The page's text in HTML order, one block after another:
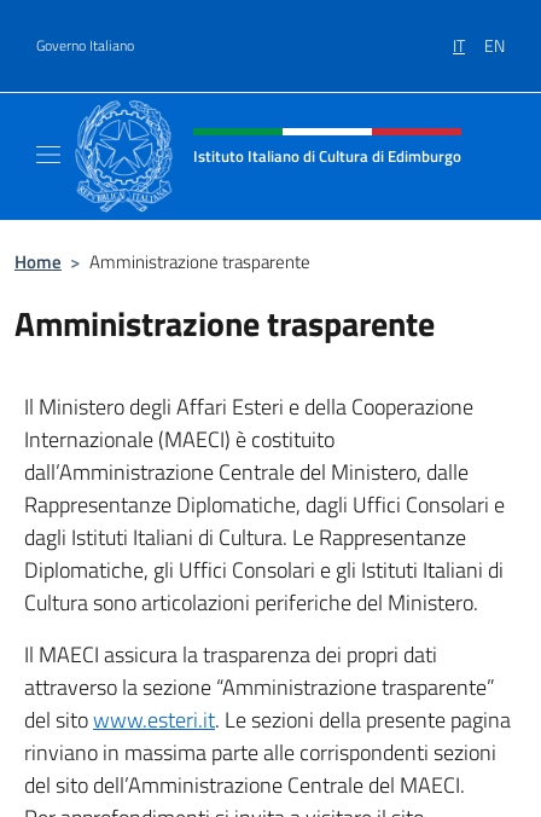
Governo Italiano IT EN
Intestazione sito, social e menù
Istituto Italiano di Cultura di Edimburgo
Home > Amministrazione trasparente
Amministrazione trasparente
Il Ministero degli Affari Esteri e della Cooperazione
Internazionale (MAECI) è costituito
dall’Amministrazione Centrale del Ministero, dalle
Rappresentanze Diplomatiche, dagli Uffici Consolari e
dagli Istituti Italiani di Cultura. Le Rappresentanze
Diplomatiche, gli Uffici Consolari e gli Istituti Italiani di
Cultura sono articolazioni periferiche del Ministero.
Il MAECI assicura la trasparenza dei propri dati
attraverso la sezione “Amministrazione trasparente”
del sitowww.esteri.it. Le sezioni della presente pagina
rinviano in massima parte alle corrispondenti sezioni
del sito dell’Amministrazione Centrale del MAECI.